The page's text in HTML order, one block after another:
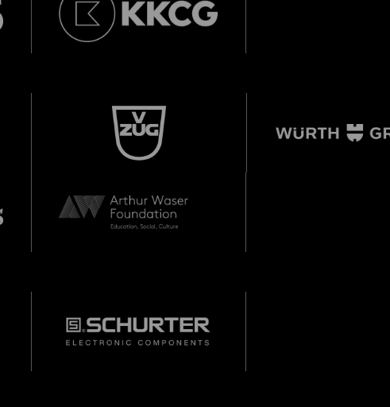
DIESE VERANSTALTUNG WEITEREMPFEHLEN
Machen Sie Freunde oder Bekannte via E-Mail oder
Jahrgang 1997 oder älter
Überprüfen